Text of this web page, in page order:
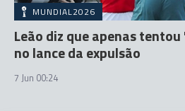
MUNDIAL2026
Leão diz que apenas
no lance da expulsão
7 Jun 00:24